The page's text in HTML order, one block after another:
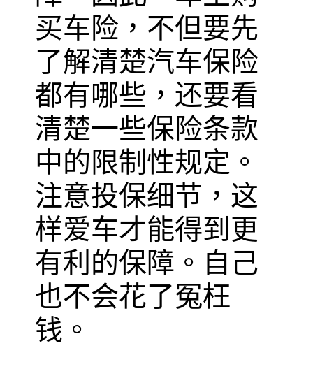
买车险，不但要先
了解清楚汽车保险
都有哪些，还要看
清楚一些保险条款
中的限制性规定。
注意投保细节，这
样爱车才能得到更
有利的保障。自己
也不会花了冤枉
钱。